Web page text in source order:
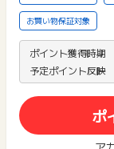
お買い物保証対象
ポイント獲得時期
予定ポイント反映
ポ